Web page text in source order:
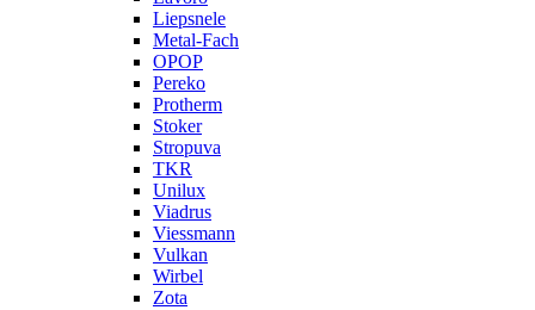
Liepsnele
Metal-Fach
OPOP
Pereko
Protherm
Stoker
Stropuva
TKR
Unilux
Viadrus
Viessmann
Vulkan
Wirbel
Zota